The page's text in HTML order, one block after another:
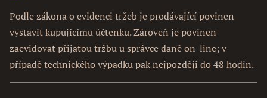
Podle zákona o evidenci tržeb je prodávající povinen
vystavit kupujícímu účtenku. Zároveň je povinen
zaevidovat přijatou tržbu u správce daně on-line; v
případě technického výpadku pak nejpozději do 48 hodin.